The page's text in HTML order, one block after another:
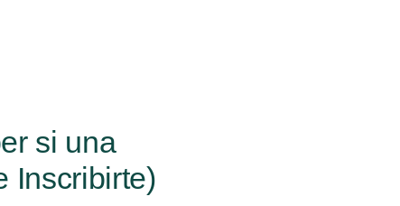
si una
Inscribirte)